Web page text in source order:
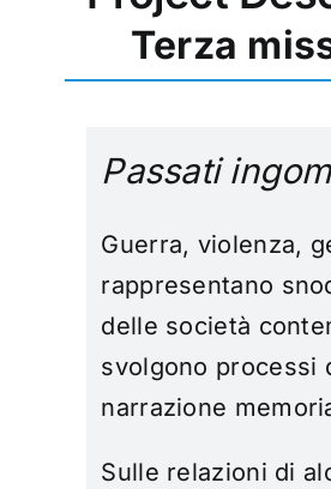
Terza
Passati
Guerra, violenza,
rappresentano
delle società
svolgono processi
narrazione
Sulle relazioni di